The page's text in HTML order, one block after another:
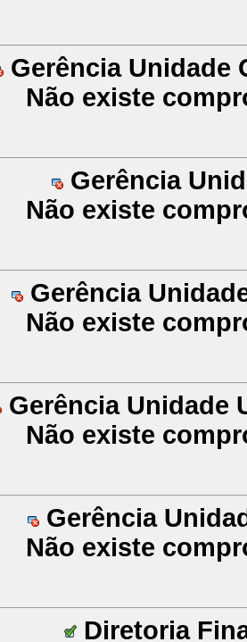
Gerência Unidade
Não existe
Gerência
Não existe
Gerência
Não existe
Gerência Unidade
Não existe
Gerência
Não existe
Diretoria